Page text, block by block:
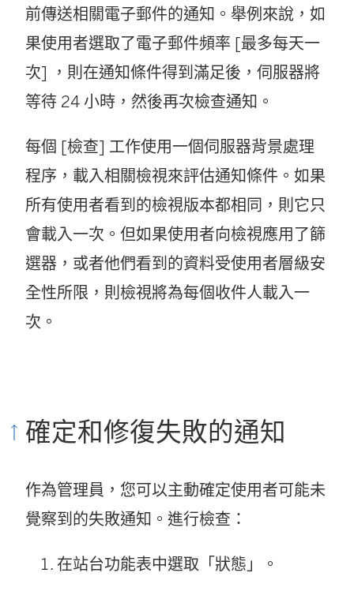
前傳送相關電子郵件的通知。舉例來說，如
果使用者選取了電子郵件頻率 [最多每天一
次] ，則在通知條件得到滿足後，伺服器將
等待 24 小時，然後再次檢查通知。
每個 [檢查] 工作使用一個伺服器背景處理
程序，載入相關檢視來評估通知條件。如果
所有使用者看到的檢視版本都相同，則它只
會載入一次。但如果使用者向檢視應用了篩
選器，或者他們看到的資料受使用者層級安
全性所限，則檢視將為每個收件人載入一
次。
確定和修復失敗的通知
作為管理員，您可以主動確定使用者可能未
覺察到的失敗通知。進行檢查：
在站台功能表中選取「狀態」。